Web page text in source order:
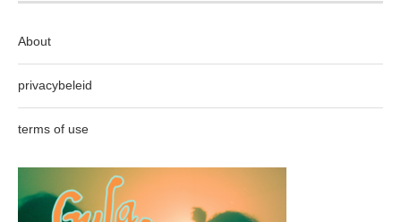
About
privacybeleid
terms of use